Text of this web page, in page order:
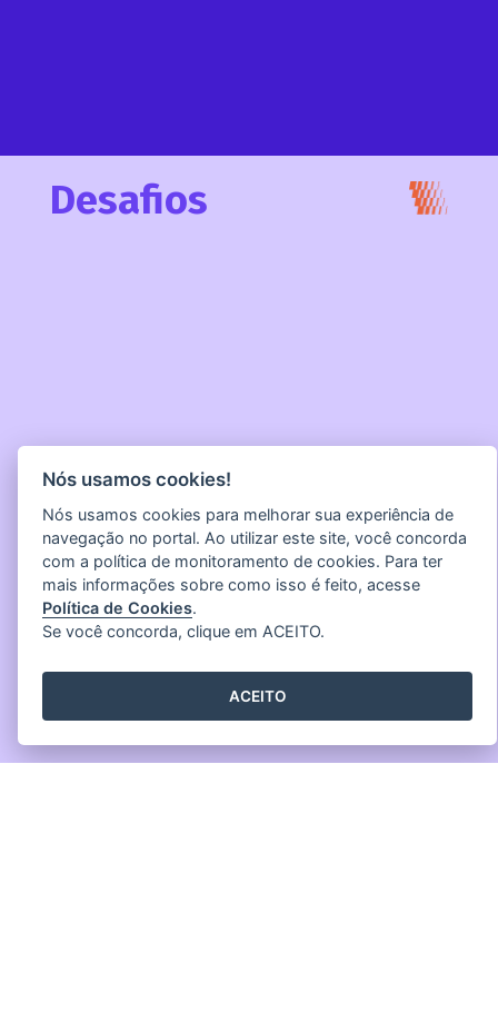
Desafios
Nós usamos cookies!
Nós usamos cookies para melhorar sua experiência de
navegação no portal. Ao utilizar este site, você concorda
com a política de monitoramento de cookies. Para ter
mais informações sobre como isso é feito, acesse
Política de Cookies.
Se você concorda, clique em ACEITO.
ACEITO